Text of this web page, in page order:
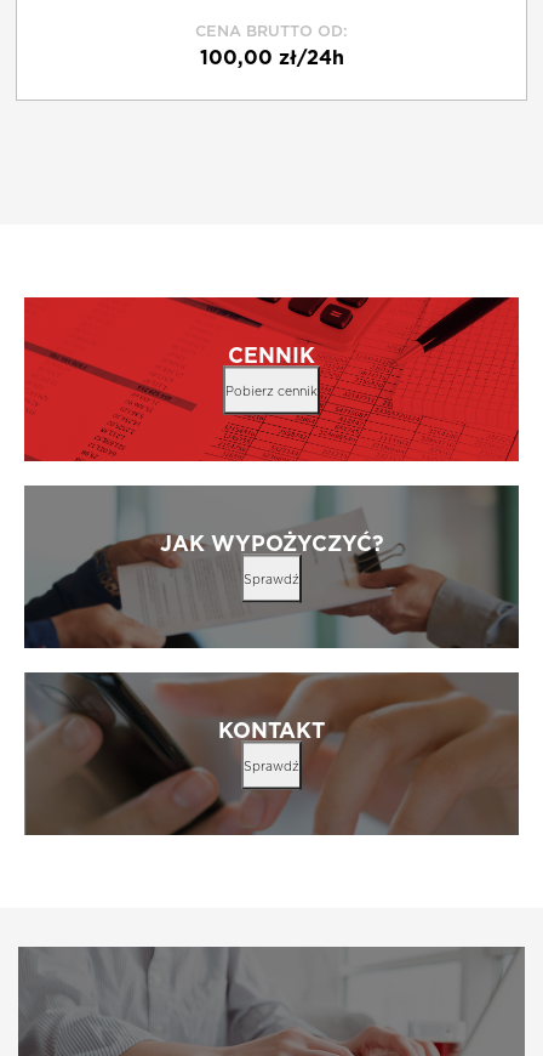
CENA BRUTTO OD:
100,00 zł/24h
CENNIK
Pobierz cennik
JAK WYPOŻYCZYĆ?
Sprawdź
KONTAKT
Sprawdź